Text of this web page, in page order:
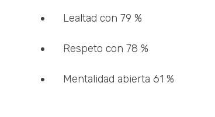
Lealtad con 79 %
Respeto con 78 %
Mentalidad abierta 61 %